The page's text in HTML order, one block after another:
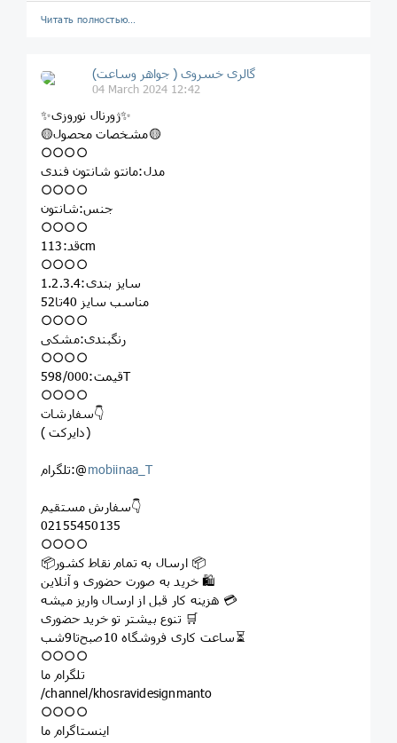
Читать полностью…
گالری خسروی ( جواهر وساعت)
04 March 2024 12:42
✨ژورنال نوروزی✨
🟡مشخصات محصول🟡
○○○○
مدل:مانتو شانتون فندی
○○○○
جنس:شانتون
○○○○
قد:113cm
○○○○
سایز بندی:1.2.3.4
مناسب سایز 40تا52
○○○○
رنگبندی:مشکی
○○○○
قیمت:598/000T
○○○○
سفارشات👇
( دایرکت)
تلگرام:@mobiinaa_T
سفارش مستقیم👇
02155450135
○○○○
📦ارسال به تمام نقاط کشور 📦
خرید به صورت حضوری و آنلاین 🛍
هزینه کار قبل از ارسال واریز میشه 💳
تنوع بیشتر تو خرید حضوری 🛒
ساعت کاری فروشگاه 10صبح‌تا9شب⏳
○○○○
تلگرام ما
/channel/khosravidesignmanto
○○○○
اینستاگرام ما